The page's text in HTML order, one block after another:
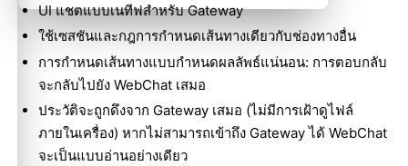
UI แชตแบบเนทีฟสำหรับ Gateway
ใช้เซสชันและกฎการกำหนดเส้นทางเดียวกับช่องทางอื่น
การกำหนดเส้นทางแบบกำหนดผลลัพธ์แน่นอน: การตอบกลับ
จะกลับไปยัง WebChat เสมอ
ประวัติจะถูกดึงจาก Gateway เสมอ (ไม่มีการเฝ้าดูไฟล์
ภายในเครื่อง) หากไม่สามารถเข้าถึง Gateway ได้ WebChat
จะเป็นแบบอ่านอย่างเดียว